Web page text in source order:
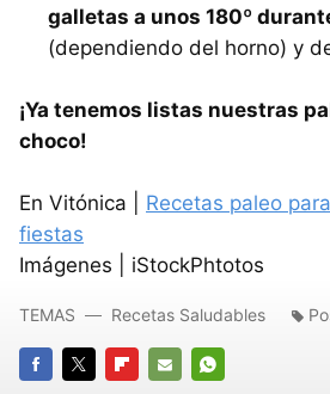
galletas a unos 180º
(dependiendo del horno) y
¡Ya tenemos listas nuestras
choco!
En Vitónica | Recetas paleo
fiestas
Imágenes | iStockPhtotos
TEMAS Recetas Saludables